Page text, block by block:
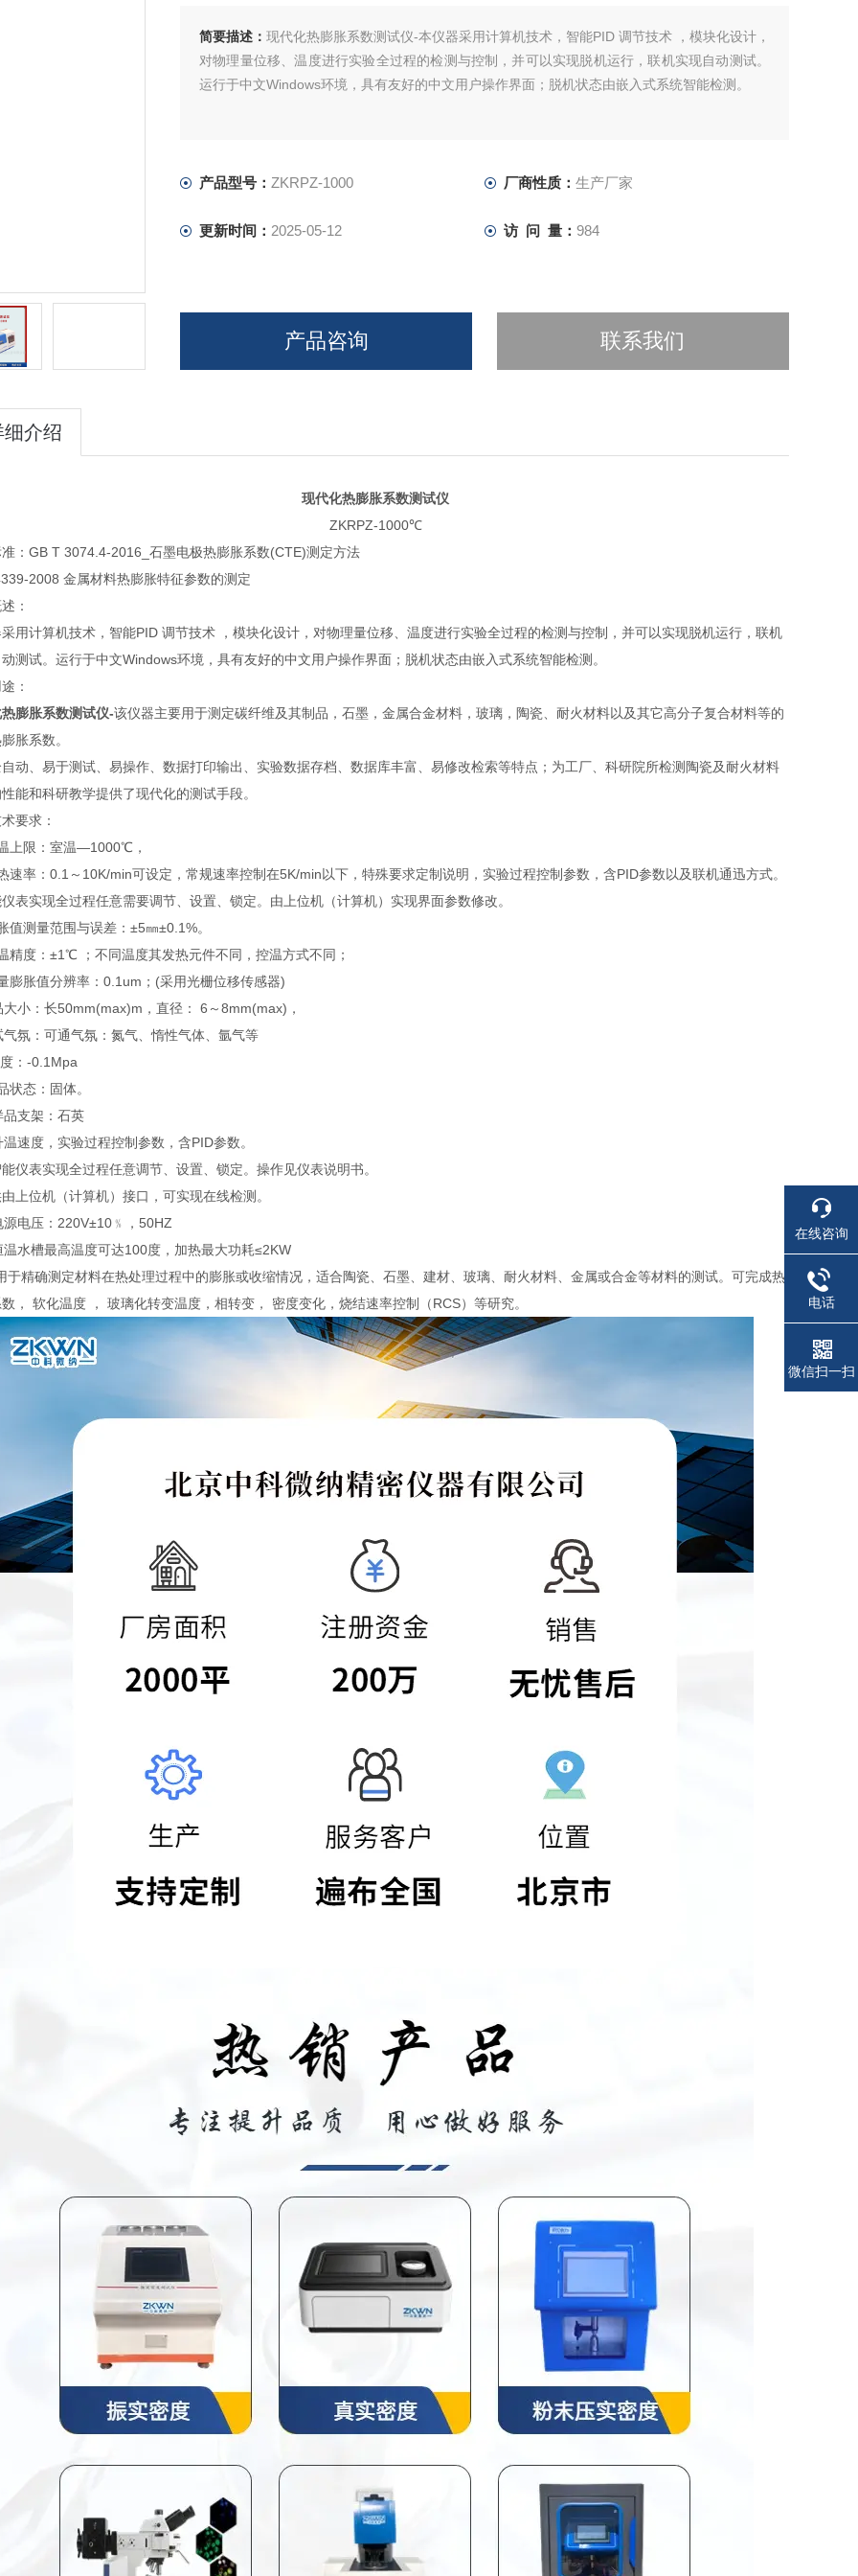
简要描述： 现代化热膨胀系数测试仪-本仪器采用计算机技术，智能PID 调节技术 ，模块化设计，
对物理量位移、温度进行实验全过程的检测与控制，并可以实现脱机运行，联机实现自动测试。
运行于中文Windows环境，具有友好的中文用户操作界面；脱机状态由嵌入式系统智能检测。
产品型号： ZKRPZ-1000 厂商性质： 生产厂家
更新时间： 2025-05-12 访 问 量： 984
产品咨询 联系我们
细介绍
现代化热膨胀系数测试仪
ZKRPZ-1000℃
：GB T 3074.4-2016_石墨电极热膨胀系数(CTE)测定方法
2008 金属材料热膨胀特征参数的测定
：
用计算机技术，智能PID 调节技术 ，模块化设计，对物理量位移、温度进行实验全过程的检测与控制，并可以实现脱机运行，联机
测试。运行于中文Windows环境，具有友好的中文用户操作界面；脱机状态由嵌入式系统智能检测。
：
膨胀系数测试仪-该仪器主要用于测定碳纤维及其制品，石墨，金属合金材料，玻璃，陶瓷、耐火材料以及其它高分子复合材料等的
胀系数。
动、易于测试、易操作、数据打印输出、实验数据存档、数据库丰富、易修改检索等特点；为工厂、科研院所检测陶瓷及耐火材料
能和科研教学提供了现代化的测试手段。
要求：
上限：室温—1000℃，
速率：0.1～10K/min可设定，常规速率控制在5K/min以下，特殊要求定制说明，实验过程控制参数，含PID参数以及联机通迅方式。
表实现全过程任意需要调节、设置、锁定。由上位机（计算机）实现界面参数修改。
值测量范围与误差：±5㎜±0.1%。
精度：±1℃ ；不同温度其发热元件不同，控温方式不同；
膨胀值分辨率：0.1um；(采用光栅位移传感器)
大小：长50mm(max)m，直径： 6～8mm(max)，
气氛：可通气氛：氮气、惰性气体、氩气等
：-0.1Mpa
状态：固体。
品支架：石英
速度，实验过程控制参数，含PID参数。
仪表实现全过程任意调节、设置、锁定。操作见仪表说明书。
上位机（计算机）接口，可实现在线检测。
源电压：220V±10﹪，50HZ
温水槽最高温度可达100度，加热最大功耗≤2KW
于精确测定材料在热处理过程中的膨胀或收缩情况，适合陶瓷、石墨、建材、玻璃、耐火材料、金属或合金等材料的测试。可完成热
， 软化温度 ， 玻璃化转变温度，相转变， 密度变化，烧结速率控制（RCS）等研究。
在线咨询
电话
微信扫一扫